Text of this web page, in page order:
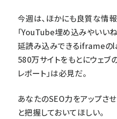
今週は、ほかにも良質な情報
「YouTube埋め込みやいい
延読み込みできるiframeの
580万サイトをもとにウェ
レポート」は必見だ。
あなたのSEO力をアップさ
と把握しておいてほしい。